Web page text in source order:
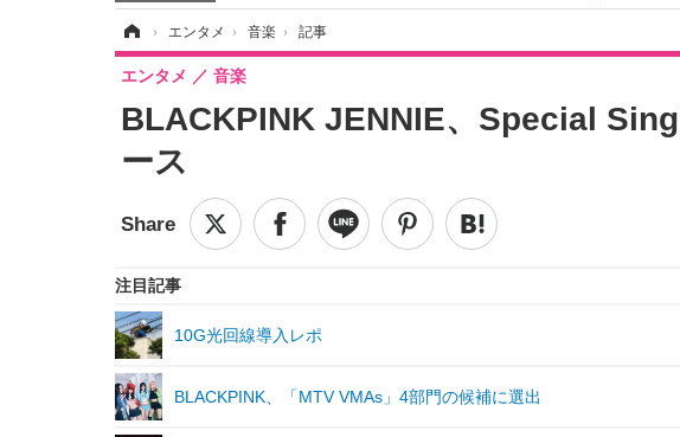
› エンタメ › 音楽 › 記事
BLACKPINK JENNIE、Special
ース
エンタメ 音楽
注目記事
10G光回線導入レポ
BLACKPINK、「MTV VMAs」4部門の候補に選出